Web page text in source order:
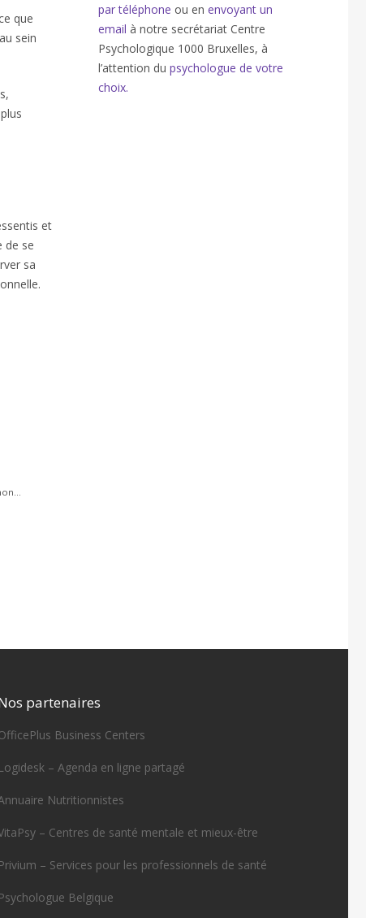
que
sein
et
de se
sa
par téléphone ou en envoyant un
email à notre secrétariat Centre
Psychologique 1000 Bruxelles, à
l’attention du psychologue de votre
choix.
partenaires
Business Centers
Logidesk – Agenda en ligne partagé
Nutritionnistes
– Centres de santé mentale et mieux-être
Privium – Services pour les professionnels de santé
Psychologue Belgique